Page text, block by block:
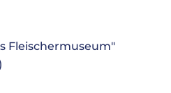
Fleischermuseum"